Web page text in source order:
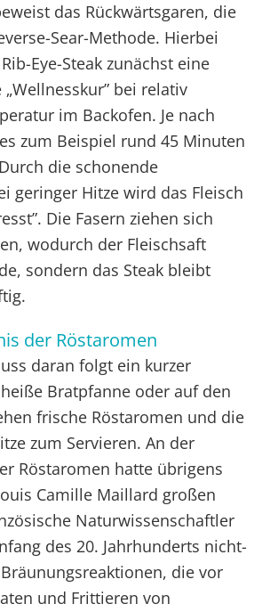
das Rückwärtsgaren, die
Sear-Methode. Hierbei
Eye-Steak zunächst eine
bei relativ
im Backofen. Je nach
zum Beispiel rund 45 Minuten
die schonende
geringer Hitze wird das Fleisch
Die Fasern ziehen sich
wodurch der Fleischsaft
sondern das Steak bleibt
der Röstaromen
daran folgt ein kurzer
Bratpfanne oder auf den
frische Röstaromen und die
zum Servieren. An der
Röstaromen hatte übrigens
Camille Maillard großen
Naturwissenschaftler
des 20. Jahrhunderts nicht-
die vor
und Frittieren von